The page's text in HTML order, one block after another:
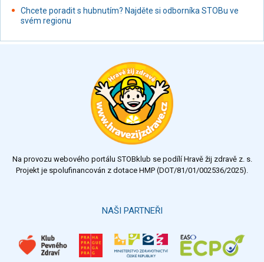
Chcete poradit s hubnutím? Najděte si odborníka STOBu ve
svém regionu
Na provozu webového portálu STOBklub se podílí Hravě žij zdravě z. s.
Projekt je spolufinancován z dotace HMP (DOT/81/01/002536/2025).
NAŠI PARTNEŘI